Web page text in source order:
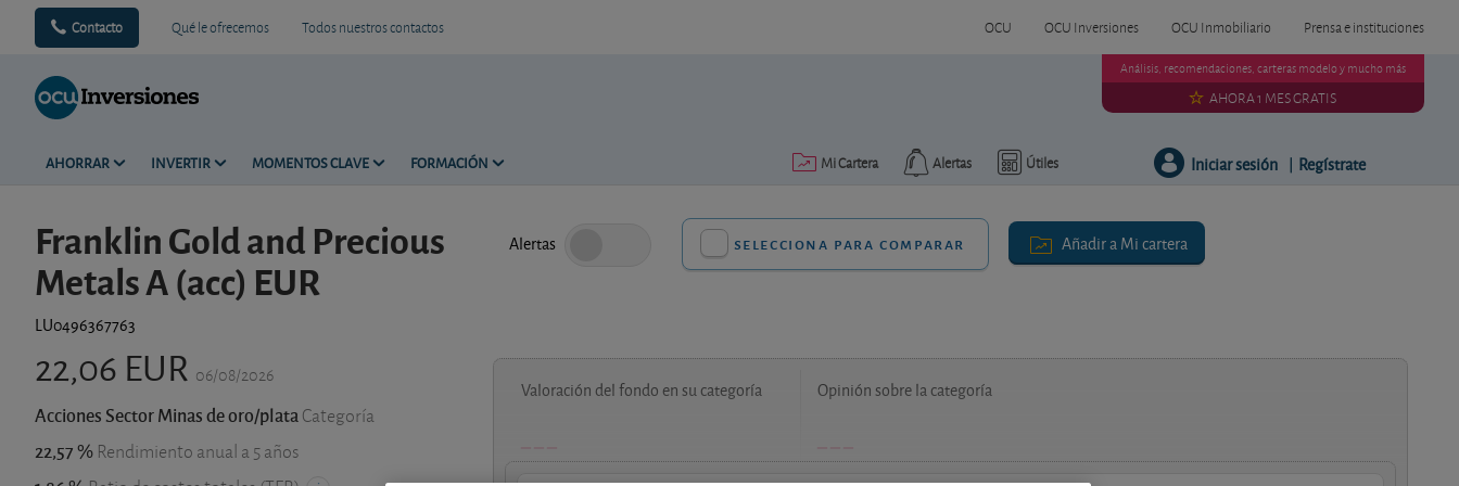
Contacto Qué le ofrecemos Todos nuestros contactos OCU OCU Inversiones OCU Inmobiliario Prensa e instituciones
AHORRAR INVERTIR MOMENTOS CLAVE FORMACIÓN Útiles
Alertas
Mi Cartera
Análisis, recomendaciones, carteras modelo y mucho más
AHORA 1 MES GRATIS
Iniciar sesión | Regístrate
Franklin Gold and Precious
Metals A (acc) EUR
LU0496367763
Alertas selecciona para comparar Añadir a Mi cartera
22,06 EUR 06/08/2026
Acciones Sector Minas de oro/plataCategoría
22,57 % Rendimiento anual a 5 años
Valoración del fondo en su categoría Opinión sobre la categoría